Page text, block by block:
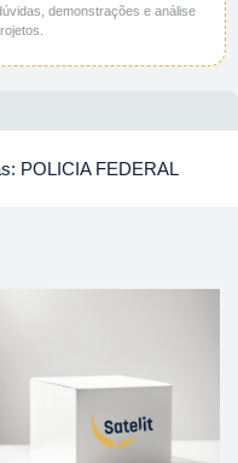
demonstrações e análise
POLICIA FEDERAL